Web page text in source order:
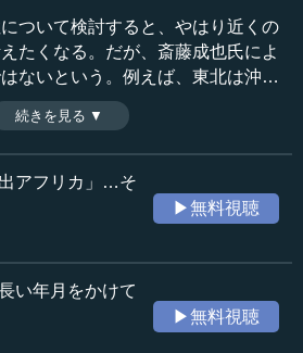
ついて検討すると、やはり近くの
たくなる。だが、斎藤成也氏によ
ないという。例えば、東北は沖縄
に似ている。一体これは何を意味
話中第10話）
る二重構造がある
続きを見る ▼
アフリカ」…そ
▶無料視聴
い年月をかけて
▶無料視聴